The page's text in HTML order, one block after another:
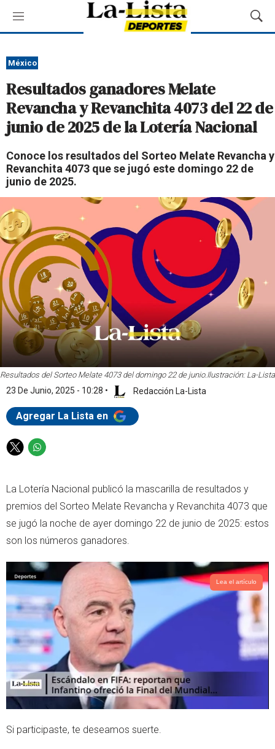
M
e
ú
M
o
B
ú
q
u
a
México
Resultados ganadores Melate
Revancha y Revanchita 4073 del 22 de
junio de 2025 de la Lotería Nacional
Conoce los resultados del Sorteo Melate Revancha y
Revanchita 4073 que se jugó este domingo 22 de
junio de 2025.
Resultados del Sorteo Melate 4073 del domingo 22 de junio. Ilustración: La-Lista
23 De Junio, 2025 - 10:28 • Redacción La-Lista
Agregar La Lista en
T
t
t
e
r
W
t
s
a
p
p
La Lotería Nacional publicó la mascarilla de resultados y
premios del Sorteo Melate Revancha y Revanchita 4073 que
se jugó la noche de ayer domingo 22 de junio de 2025: estos
son los números ganadores.
Lea el artículo
Si participaste, te deseamos suerte.